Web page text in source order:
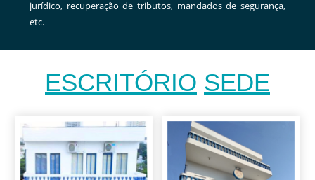
jurídico, recuperação de tributos, mandados de segurança,
etc.
ESCRITÓRIO SEDE